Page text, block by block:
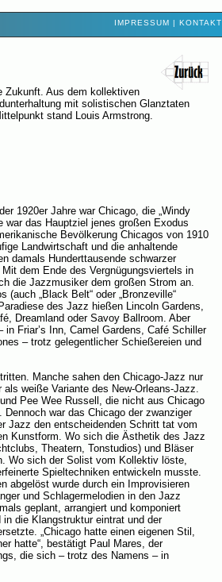
IMPRESSUM | KONTAKT
Zukunft. Aus dem kollektiven
mit solistischen Glanztaten
stand Louis Armstrong.
1920er Jahre war Chicago, die „Windy
war das Hauptziel jenes großen Exodus
Bevölkerung Chicagos von 1910
Landwirtschaft und die anhaltende
damals Hunderttausende schwarzer
dem Ende des Vergnügungsviertels in
die Jazzmusiker dem großen Strom an.
„Black Belt“ oder „Bronzeville“
des Jazz hießen Lincoln Gardens,
Dreamland oder Savoy Ballroom. Aber
Friar’s Inn, Camel Gardens, Café Schiller
– trotz gelegentlicher Schießereien und
Manche sahen den Chicago-Jazz nur
weiße Variante des New-Orleans-Jazz.
Pee Wee Russell, die nicht aus Chicago
war das Chicago der zwanziger
Jazz den entscheidenden Schritt tat vom
Kunstform. Wo sich die Ästhetik des Jazz
Theatern, Tonstudios) und Bläser
Wo sich der Solist vom Kollektiv löste,
Spieltechniken entwickeln musste.
abgelöst wurde durch ein Improvisieren
und Schlagermelodien in den Jazz
geplant, arrangiert und komponiert
die Klangstruktur eintrat und der
„Chicago hatte einen eigenen Stil,
hatte“, bestätigt Paul Mares, der
die sich – trotz des Namens – in